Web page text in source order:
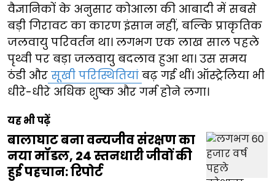
वैज्ञानिकों के अनुसार कोआला की आबादी में सबसे
बड़ी गिरावट का कारण इंसान नहीं, बल्कि प्राकृतिक
जलवायु परिवर्तन था। लगभग एक लाख साल पहले
पृथ्वी पर बड़ा जलवायु बदलाव हुआ था। उस समय
ठंडी और सूखी परिस्थितियां बढ़ गई थीं। ऑस्ट्रेलिया भी
धीरे-धीरे अधिक शुष्क और गर्म होने लगा।
यह भी पढ़ें
बालाघाट बना वन्यजीव संरक्षण का
नया मॉडल, 24 स्तनधारी जीवों की
हुई पहचान: रिपोर्ट